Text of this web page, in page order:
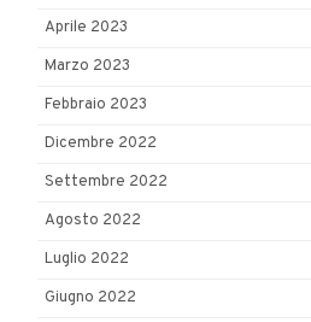
Aprile 2023
Marzo 2023
Febbraio 2023
Dicembre 2022
Settembre 2022
Agosto 2022
Luglio 2022
Giugno 2022